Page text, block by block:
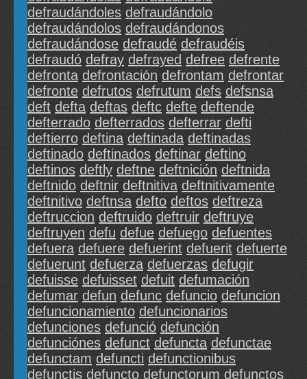
defraudándoles defraudándolo
defraudándolos defraudándonos
defraudándose defraudé defraudéis
defraudó defray defrayed defree defrente
defronta defrontación defrontam defrontar
defronte defrutos defrutum defs defsnsa
deft defta deftas deftc defte deftende
defterrado defterrados defterrar defti
deftierro deftina deftinada deftinadas
deftinado deftinados deftinar deftino
deftinos deftly deftne deftnición deftnida
deftnido deftnir deftnitiva deftnitivamente
deftnitivo deftnsa defto deftos deftreza
deftruccion deftruido deftruir deftruye
deftruyen defu defue defuego defuentes
defuera defuere defuerint defuerit defuerte
defuerunt defuerza defuerzas defugir
defuisse defuisset defuit defumación
defumar defun defunc defuncio defuncion
defuncionamiento defuncionarios
defunciones defunció defunción
defunciónes defunct defuncta defunctae
defunctam defuncti defunctionibus
defunctis defuncto defunctorum defunctos